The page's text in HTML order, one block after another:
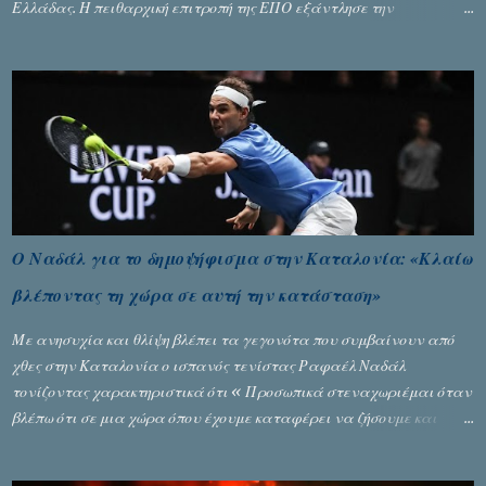
Ελλάδας. Η πειθαρχική επιτροπή της ΕΠΟ εξάντλησε την
αφαίρεσης βαθμών, όπως απαιτούσαν, αφού κάτι τέτοιο δεν ήταν
εφικτό, σύμφωνα με τα στοιχεία...
Ο Ναδάλ για το δημοψήφισμα στην Καταλονία: «Κλαίω
βλέποντας τη χώρα σε αυτή την κατάσταση»
Με ανησυχία και θλίψη βλέπει τα γεγονότα που συμβαίνουν από
χθες στην Καταλονία ο ισπανός τενίστας Ραφαέλ Ναδάλ
τονίζοντας χαρακτηριστικά ότι « Προσωπικά στεναχωριέμαι όταν
βλέπω ότι σε μια χώρα όπου έχουμε καταφέρει να ζήσουμε και